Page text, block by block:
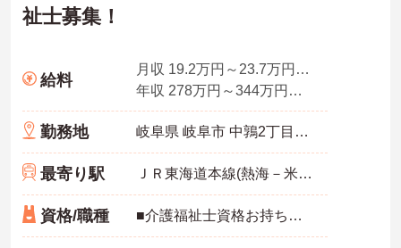
祉士募集！
給料
月収 19.2万円～23.7万円程度（諸手当込み）
年収 278万円～344万円程度（賞与3.0ヶ月分の場合）
勤務地 岐阜県 岐阜市 中鶉2丁目99番地
最寄り駅 ＪＲ東海道本線(熱海－米原)「西岐阜駅」バス・車9分
資格/職種 ■介護福祉士資格お持ちの方 ■普通自動車免許（AT限定可）お持ちの方 ※未経験者応相談